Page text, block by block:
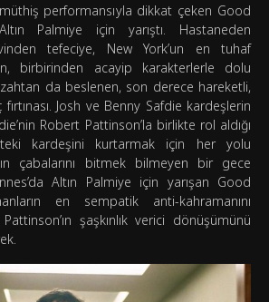
performansıyla dikkat çeken Good
Palmiye için yarıştı. Hastaneden
tefeciye, New York’un en tuhaf
birbirinden acayip karakterlerle dolu
da beslenen, son derece hareketli,
Josh ve Benny Safdie kardeşlerin
Robert Pattinson’la birlikte rol aldığı
kardeşini kurtarmak için her yolu
çabalarını bitmek bilmeyen bir gece
Altın Palmiye için yarışan Good
en sempatik anti-kahramanını
şaşkınlık verici dönüşümünü